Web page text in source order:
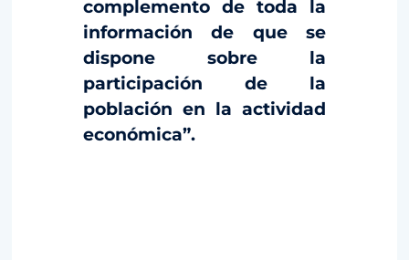
complemento de toda la
información de que se
dispone sobre la
participación de la
población en la actividad
económica”.